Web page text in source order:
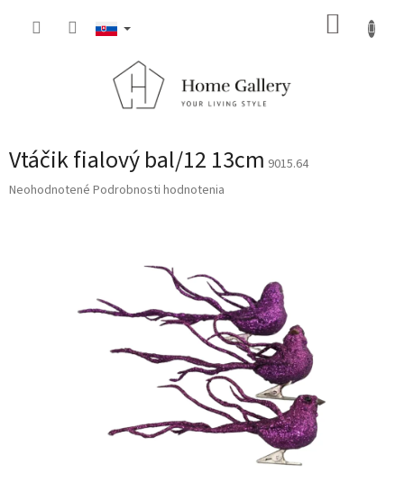
Vtáčik fialový bal/12 13cm 9015.64
Priemerné
Neohodnotené Podrobnosti hodnotenia